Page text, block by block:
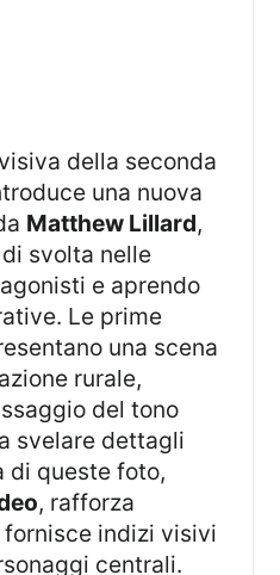
una nuova
Matthew Lillard,
svolta nelle
e aprendo
Le prime
una scena
rurale,
del tono
svelare dettagli
di queste foto,
, rafforza
fornisce indizi visivi
centrali.